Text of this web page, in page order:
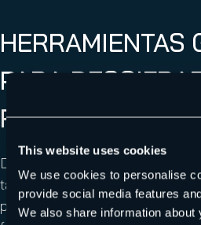
This website uses cookies
We use cookies to personalise
provide social media features
We also share information
HERRAMIENTAS
PARA
RANSOMWARE
Descifrar archivos infectados
tarea delicada que requiere
planificación y actuar con